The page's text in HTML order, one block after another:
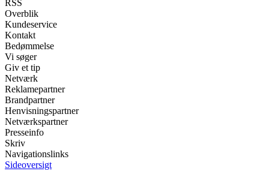
RSS
Overblik
Kundeservice
Kontakt
Bedømmelse
Vi søger
Giv et tip
Netværk
Reklamepartner
Brandpartner
Henvisningspartner
Netværkspartner
Presseinfo
Skriv
Navigationslinks
Sideoversigt